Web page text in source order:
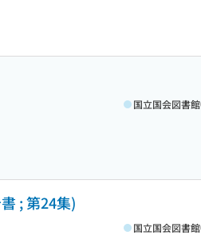
国立国会図書館
; 第24集)
国立国会図書館